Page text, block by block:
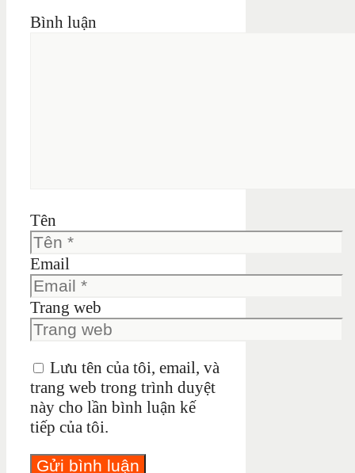
Bình luận
Tên
Email
Trang web
Lưu tên của tôi, email, và
trang web trong trình duyệt
này cho lần bình luận kế
tiếp của tôi.